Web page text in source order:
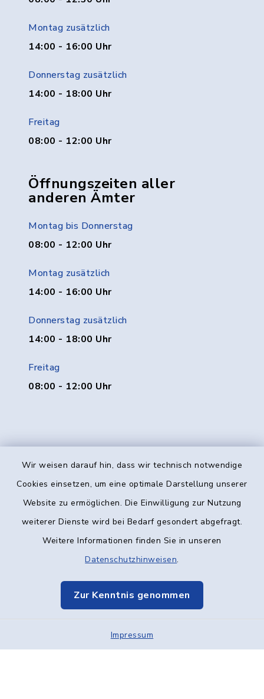
Wir weisen darauf hin, dass wir technisch notwendige
Cookies einsetzen, um eine optimale Darstellung unserer
Website zu ermöglichen. Die Einwilligung zur Nutzung
weiterer Dienste wird bei Bedarf gesondert abgefragt.
Weitere Informationen finden Sie in unseren
Datenschutzhinweisen.
Zur Kenntnis genommen
Impressum
Montag zusätzlich
14:00 - 16:00 Uhr
Donnerstag zusätzlich
14:00 - 18:00 Uhr
Freitag
08:00 - 12:00 Uhr
Öffnungszeiten aller
anderen Ämter
Montag bis Donnerstag
08:00 - 12:00 Uhr
Montag zusätzlich
14:00 - 16:00 Uhr
Donnerstag zusätzlich
14:00 - 18:00 Uhr
Freitag
08:00 - 12:00 Uhr
Kontakt
Datenschutz
Elektronische Kommunikation
Sitemap